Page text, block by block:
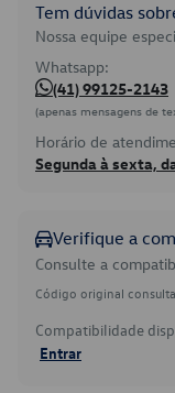
Tem dúvidas
Nossa equipe
Whatsapp:
(41) 99125-2143
(apenas mensagens de
Horário de
Segunda à sexta,
Verifique a
Consulte a
Código original
Compatibilidade
Entrar